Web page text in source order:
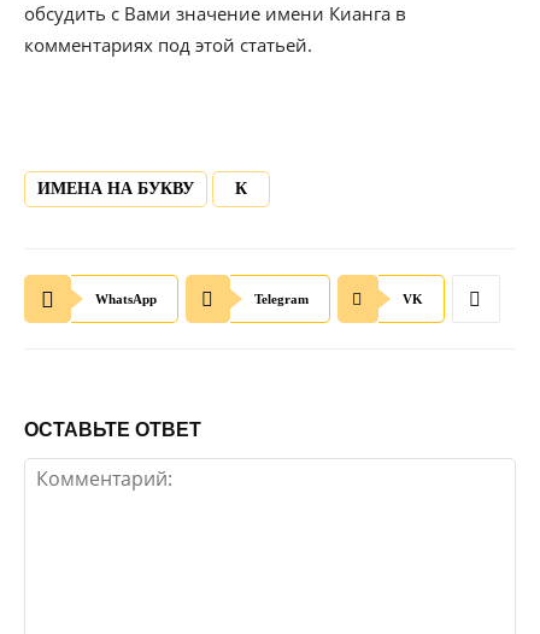
обсудить с Вами значение имени Кианга в
комментариях под этой статьей.
ИМЕНА НА БУКВУ К
WhatsApp Telegram VK
ОСТАВЬТЕ ОТВЕТ